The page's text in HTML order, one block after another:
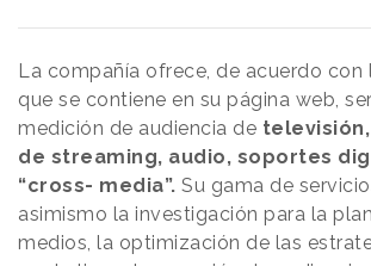
La compañía ofrece, de acuerdo con
que se contiene en su página web,
medición de audiencia de
de streaming, audio, soportes
“cross- media”. Su gama de
asimismo la investigación para la
medios, la optimización de las